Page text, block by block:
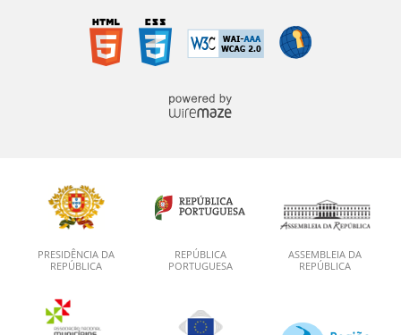
PRESIDÊNCIA DA
REPÚBLICA
REPÚBLICA
PORTUGUESA
ASSEMBLEIA DA
REPÚBLICA